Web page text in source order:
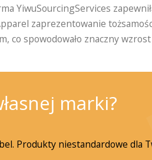
YiwuSourcingServices
zaprezentowanie
co spowodowało znaczny
marki?
Produkty niestandardowe dla